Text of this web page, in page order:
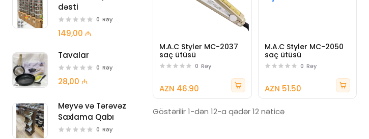
dəsti
0 Rəy
149,00 ₼
Tavalar
0 Rəy
28,00 ₼
Meyvə və Tərəvəz
Saxlama Qabı
0 Rəy
M.A.C Styler MC-2037
saç ütüsü
0 Rəy
AZN 46.90
M.A.C Styler MC-2050
saç ütüsü
0 Rəy
AZN 51.50
Göstərilir 1-dən 12-a qədər 12 nəticə